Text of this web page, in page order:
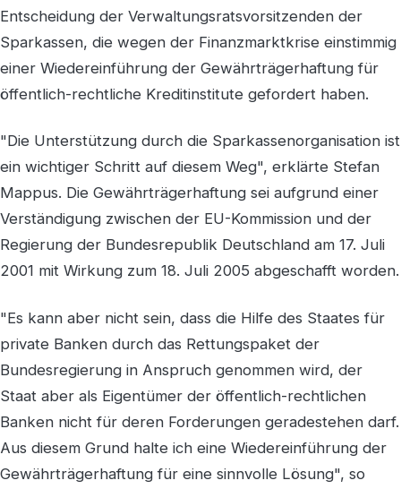
Entscheidung der Verwaltungsratsvorsitzenden der
Sparkassen, die wegen der Finanzmarktkrise einstimmig
einer Wiedereinführung der Gewährträgerhaftung für
öffentlich-rechtliche Kreditinstitute gefordert haben.
"Die Unterstützung durch die Sparkassenorganisation ist
ein wichtiger Schritt auf diesem Weg", erklärte Stefan
Mappus. Die Gewährträgerhaftung sei aufgrund einer
Verständigung zwischen der EU-Kommission und der
Regierung der Bundesrepublik Deutschland am 17. Juli
2001 mit Wirkung zum 18. Juli 2005 abgeschafft worden.
"Es kann aber nicht sein, dass die Hilfe des Staates für
private Banken durch das Rettungspaket der
Bundesregierung in Anspruch genommen wird, der
Staat aber als Eigentümer der öffentlich-rechtlichen
Banken nicht für deren Forderungen geradestehen darf.
Aus diesem Grund halte ich eine Wiedereinführung der
Gewährträgerhaftung für eine sinnvolle Lösung", so